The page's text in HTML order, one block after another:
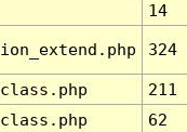
14
324
211
62